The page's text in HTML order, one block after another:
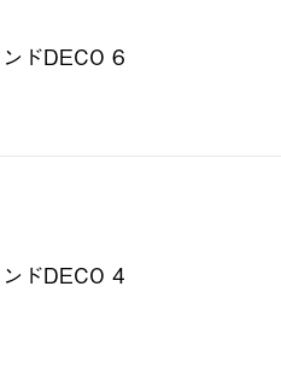
ドDECO 6
ドDECO 4